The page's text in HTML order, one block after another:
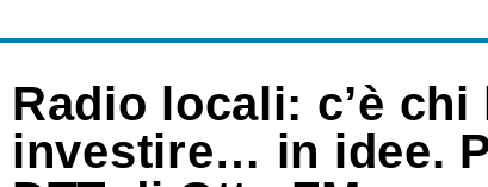
Radio locali: c’è
investire… in idee.